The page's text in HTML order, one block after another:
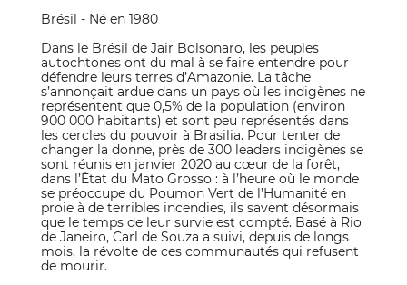
Brésil - Né en 1980
Dans le Brésil de Jair Bolsonaro, les peuples
autochtones ont du mal à se faire entendre pour
défendre leurs terres d’Amazonie. La tâche
s’annonçait ardue dans un pays où les indigènes ne
représentent que 0,5% de la population (environ
900 000 habitants) et sont peu représentés dans
les cercles du pouvoir à Brasilia. Pour tenter de
changer la donne, près de 300 leaders indigènes se
sont réunis en janvier 2020 au cœur de la forêt,
dans l’État du Mato Grosso : à l’heure où le monde
se préoccupe du Poumon Vert de l’Humanité en
proie à de terribles incendies, ils savent désormais
que le temps de leur survie est compté. Basé à Rio
de Janeiro, Carl de Souza a suivi, depuis de longs
mois, la révolte de ces communautés qui refusent
de mourir.